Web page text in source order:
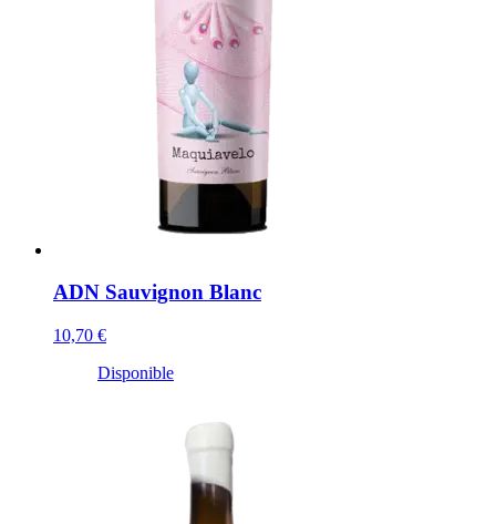
ADN Sauvignon Blanc
10,70 €
Disponible